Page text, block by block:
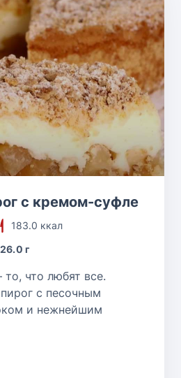
с кремом-суфле
183.0 ккал
26.0 г
что любят все.
с песочным
и нежнейшим